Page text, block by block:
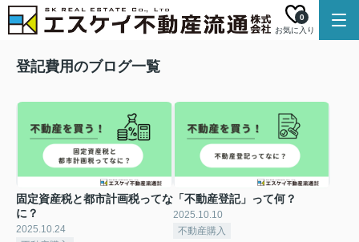
お気に入り
0
登記費用のブログ一覧
固定資産税と都市計画税ってな
に？
2025.10.24
「不動産登記」って何？
2025.10.10
不動産購入